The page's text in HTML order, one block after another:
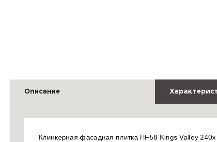
Описание
Клинкерная фасадная плитка HF58 Kings Valley